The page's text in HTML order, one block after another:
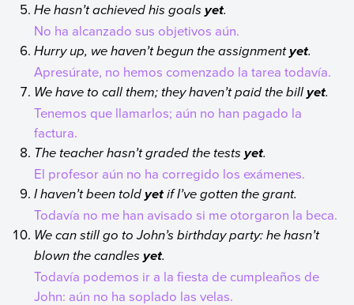
He hasn’t achieved his goalsyet.
No ha alcanzado sus objetivos aún.
Hurry up, we haven’t begun the assignmentyet.
Apresúrate, no hemos comenzado la tarea todavía.
We have to call them; they haven’t paid the billyet.
Tenemos que llamarlos; aún no han pagado la
factura.
The teacher hasn’t graded the testsyet.
El profesor aún no ha corregido los exámenes.
I haven’t been toldyet if I’ve gotten the grant.
Todavía no me han avisado si me otorgaron la beca.
We can still go to John’s birthday party: he hasn’t
blown the candlesyet.
Todavía podemos ir a la fiesta de cumpleaños de
John: aún no ha soplado las velas.